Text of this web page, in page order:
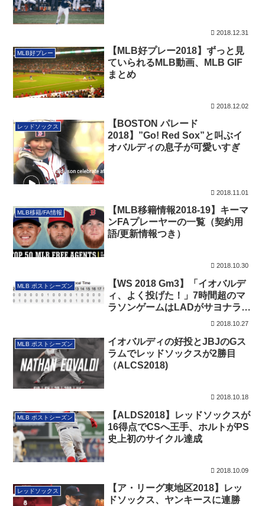
2018.12.31
MLB好プレー
【MLB好プレー2018】ずっと見
ていられるMLB動画、MLB GIF
まとめ
2018.12.02
レッドソックス
【BOSTON パレード
2018】”Go! Red Sox”と叫ぶイ
オバルディの息子が可愛いすぎ
2018.11.01
MLB移籍/FA情報
【MLB移籍情報2018-19】キーマ
ンFAプレーヤーの一覧（契約用
語/更新情報つき）
2018.10.30
MLB ポストシーズン
【WS 2018 Gm3】「イオバルデ
ィ、よく投げた！」7時間超のマ
ラソンゲームはLADがサヨナラ勝
2018.10.27
MLB ポストシーズン
イオバルディの好投とJBJのGス
ラムでレッドソックスが2勝目
（ALCS2018)
2018.10.18
MLB ポストシーズン
【ALDS2018】レッドソックスが
16得点でCSへ王手、ホルトがPS
史上初のサイクル達成
2018.10.09
レッドソックス
【ア・リーグ東地区2018】レッ
ドソックス、ヤンキースに連勝